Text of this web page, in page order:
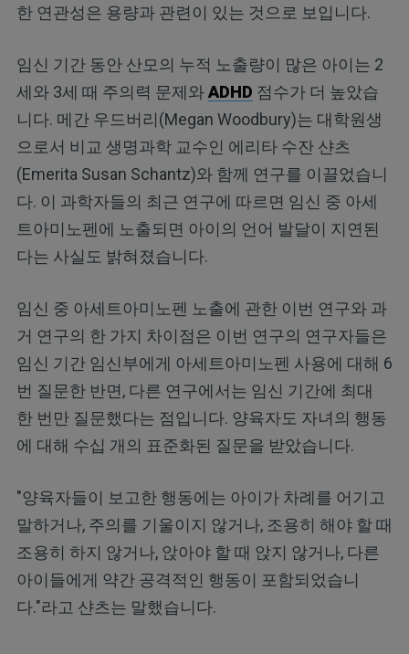
한 연관성은 용량과 관련이 있는 것으로 보입니다.
임신 기간 동안 산모의 누적 노출량이 많은 아이는 2
세와 3세 때 주의력 문제와ADHD 점수가 더 높았습
니다. 메간 우드버리(Megan Woodbury)는 대학원생
으로서 비교 생명과학 교수인 에리타 수잔 샨츠
(Emerita Susan Schantz)와 함께 연구를 이끌었습니
다. 이 과학자들의 최근 연구에 따르면 임신 중 아세
트아미노펜에 노출되면 아이의 언어 발달이 지연된
다는 사실도 밝혀졌습니다.
임신 중 아세트아미노펜 노출에 관한 이번 연구와 과
거 연구의 한 가지 차이점은 이번 연구의 연구자들은
임신 기간 임신부에게 아세트아미노펜 사용에 대해 6
번 질문한 반면, 다른 연구에서는 임신 기간에 최대
한 번만 질문했다는 점입니다. 양육자도 자녀의 행동
에 대해 수십 개의 표준화된 질문을 받았습니다.
"양육자들이 보고한 행동에는 아이가 차례를 어기고
말하거나, 주의를 기울이지 않거나, 조용히 해야 할 때
조용히 하지 않거나, 앉아야 할 때 앉지 않거나, 다른
아이들에게 약간 공격적인 행동이 포함되었습니
다."라고 샨츠는 말했습니다.